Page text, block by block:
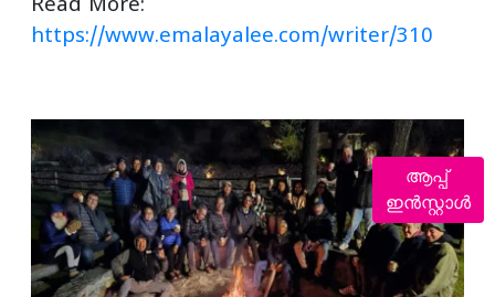
Read More:
https://www.emalayalee.com/writer/310
ആപ്പ്
ഇൻസ്റ്റാൾ